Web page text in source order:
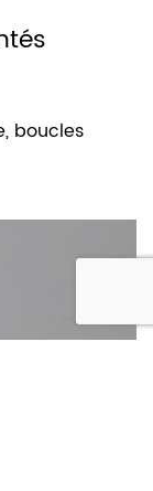
, boucles